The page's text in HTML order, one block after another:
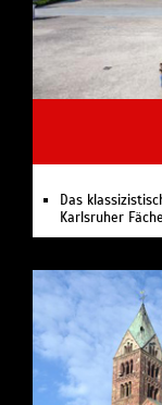
Das
Karlsruher